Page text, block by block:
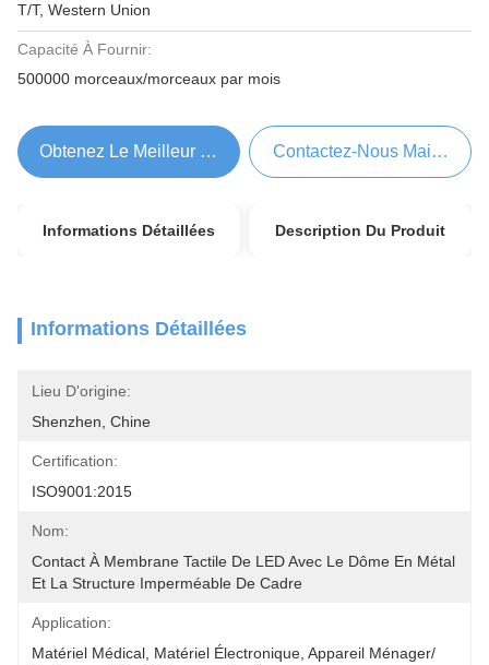
T/T, Western Union
Capacité À Fournir:
500000 morceaux/morceaux par mois
Obtenez Le Meilleur Prix Contactez-Nous Maintenant
Informations Détaillées Description Du Produit
Informations Détaillées
Lieu D'origine:
Shenzhen, Chine
Certification:
ISO9001:2015
Nom:
Contact À Membrane Tactile De LED Avec Le Dôme En Métal
Et La Structure Imperméable De Cadre
Application:
Matériel Médical, Matériel Électronique, Appareil Ménager/